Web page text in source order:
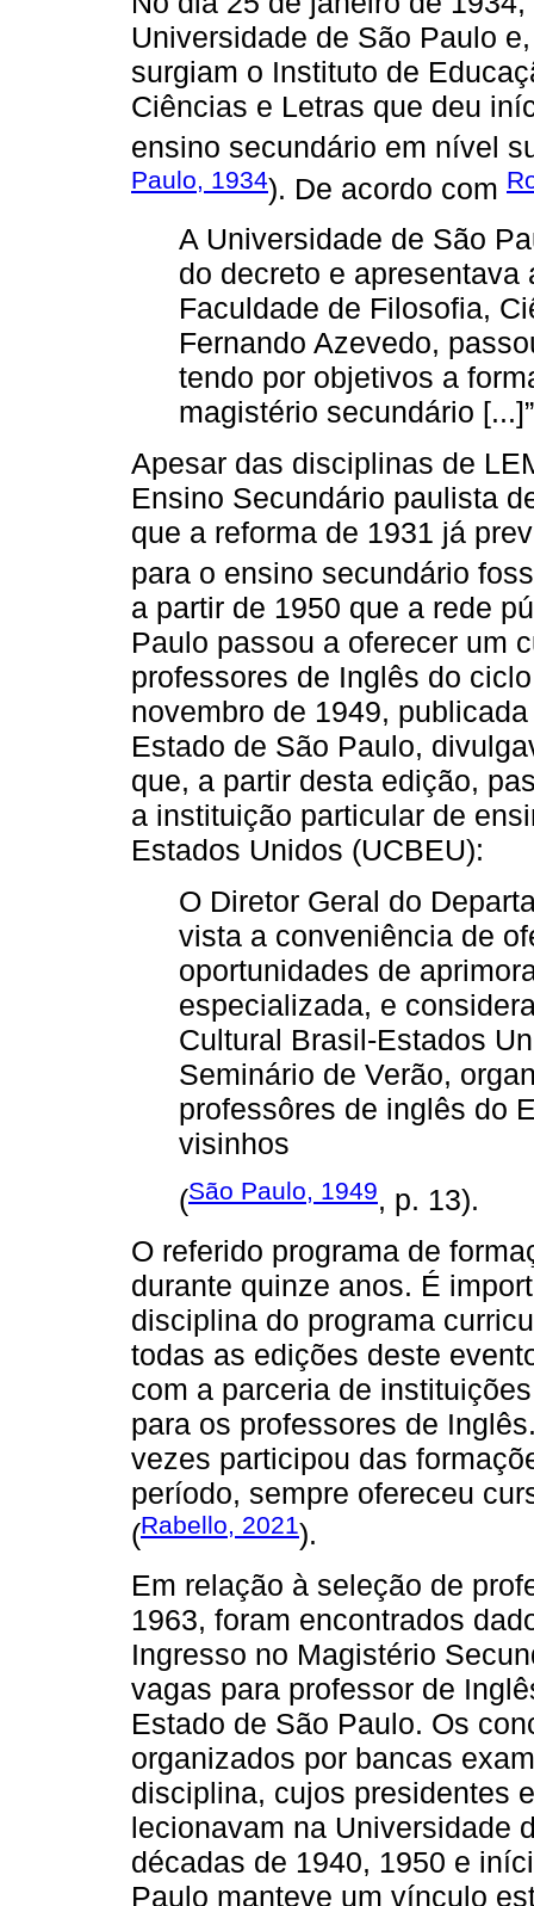
Universidade de São Paulo
surgiam o Instituto de
Ciências e Letras que deu
ensino secundário em nível
Paulo, 1934). De acordo com
A Universidade de São
do decreto e
Faculdade de Filosofia,
Fernando Azevedo,
tendo por objetivos a
magistério secundário
Apesar das disciplinas de
Ensino Secundário paulista
que a reforma de 1931 já
para o ensino secundário
a partir de 1950 que a rede
Paulo passou a oferecer um
professores de Inglês do
novembro de 1949,
Estado de São Paulo,
que, a partir desta edição,
a instituição particular de
Estados Unidos (UCBEU):
O Diretor Geral do
vista a conveniência de
oportunidades de
especializada, e
Cultural Brasil-Estados
Seminário de Verão,
professôres de inglês do
visinhos
(São Paulo, 1949, p. 13).
O referido programa de
durante quinze anos. É
disciplina do programa
todas as edições deste
com a parceria de
para os professores de
vezes participou das
período, sempre ofereceu
(Rabello, 2021).
Em relação à seleção de
1963, foram encontrados
Ingresso no Magistério
vagas para professor de
Estado de São Paulo. Os
organizados por bancas
disciplina, cujos presidentes
lecionavam na Universidade
décadas de 1940, 1950 e
Paulo manteve um vínculo